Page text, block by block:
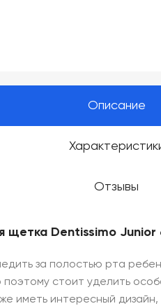
Описание
Отзывы
щетка Dentissimo Junior
за полостью рта
стоит уделить
иметь интересный